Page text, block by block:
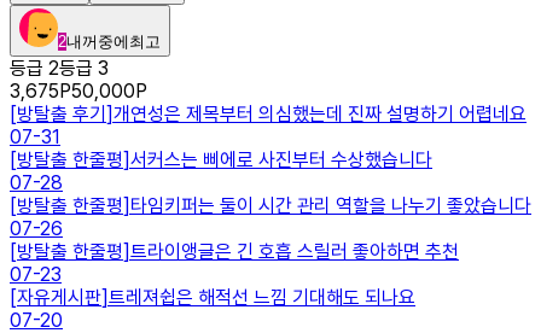
2내꺼중에최고
등급 2등급 3
3,675P50,000P
[방탈출 후기]개연성은 제목부터 의심했는데 진짜 설명하기 어렵네요
07-31
[방탈출 한줄평]서커스는 삐에로 사진부터 수상했습니다
07-28
[방탈출 한줄평] 타임키퍼는 둘이 시간 관리 역할을 나누기 좋았습니다
07-26
[방탈출 한줄평]트라이앵글은 긴 호흡 스릴러 좋아하면 추천
07-23
[자유게시판]트레져쉽은 해적선 느낌 기대해도 되나요
07-20